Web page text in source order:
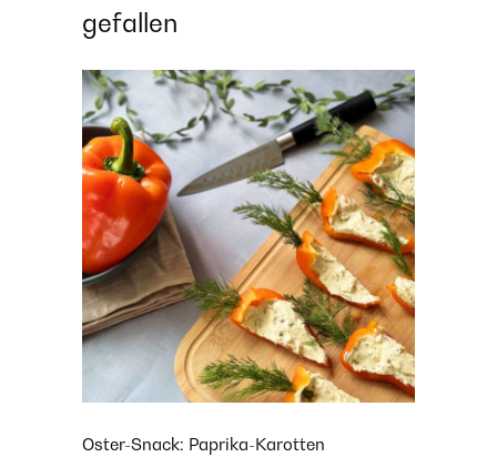
gefallen
Oster-Snack: Paprika-Karotten